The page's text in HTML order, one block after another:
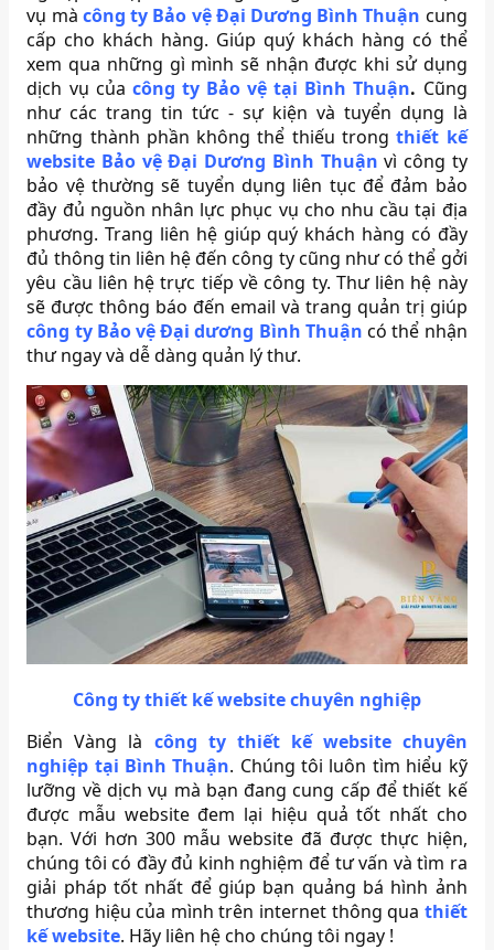
vụ mà công ty Bảo vệ Đại Dương Bình Thuận cung
cấp cho khách hàng. Giúp quý khách hàng có thể
xem qua những gì mình sẽ nhận được khi sử dụng
dịch vụ của công ty Bảo vệ tại Bình Thuận. Cũng
như các trang tin tức - sự kiện và tuyển dụng là
những thành phần không thể thiếu trongthiết kế
website Bảo vệ Đại Dương Bình Thuận vì công ty
bảo vệ thường sẽ tuyển dụng liên tục để đảm bảo
đầy đủ nguồn nhân lực phục vụ cho nhu cầu tại địa
phương. Trang liên hệ giúp quý khách hàng có đầy
đủ thông tin liên hệ đến công ty cũng như có thể gởi
yêu cầu liên hệ trực tiếp về công ty. Thư liên hệ này
sẽ được thông báo đến email và trang quản trị giúp
công ty Bảo vệ Đại dương Bình Thuận có thể nhận
thư ngay và dễ dàng quản lý thư.
Công ty thiết kế website chuyên nghiệp
Biển Vàng là công ty thiết kế website chuyên
nghiệp tại Bình Thuận. Chúng tôi luôn tìm hiểu kỹ
lưỡng về dịch vụ mà bạn đang cung cấp để thiết kế
được mẫu website đem lại hiệu quả tốt nhất cho
bạn. Với hơn 300 mẫu website đã được thực hiện,
chúng tôi có đầy đủ kinh nghiệm để tư vấn và tìm ra
giải pháp tốt nhất để giúp bạn quảng bá hình ảnh
thương hiệu của mình trên internet thông qua thiết
kế website. Hãy liên hệ cho chúng tôi ngay !